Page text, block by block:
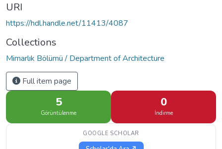
URI
https://hdl.handle.net/11413/4087
Collections
Mimarlık Bölümü / Department of Architecture
Full item page
5
Görüntülenme
0
İndirme
GOOGLE SCHOLAR